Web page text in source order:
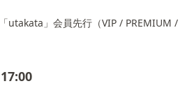
utakata」会員先行（VIP / PREMIUM /